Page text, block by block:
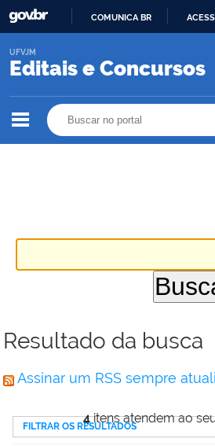
O
COMUNICA BR
Editais e Concursos
UFVJM
Resultado da busca
Assinar um RSS sempre
4itens atendem ao
FILTRAR OS RESULTADOS